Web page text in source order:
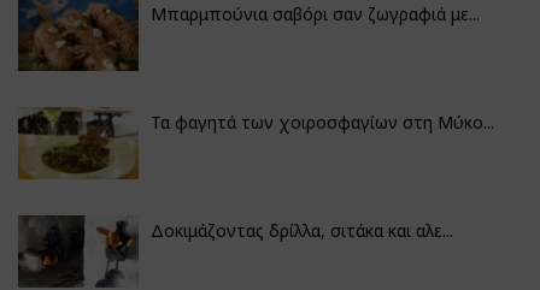
Μπαρμπούνια σαβόρι σαν ζωγραφιά με...
Τα φαγητά των χοιροσφαγίων στη Μύκο...
Δοκιμάζοντας δρίλλα, σιτάκα και αλε...